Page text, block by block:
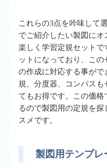
これらの3点を吟味して
でご紹介したい製図に
楽しく学習定規セット
ットになっており、こ
の作成に対応する事が
規、分度器、コンパスも
てもお得です。この価
るので製図用の定規を
スメです。
製図用テンプ